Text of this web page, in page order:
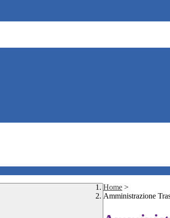
Home >
Amministrazione